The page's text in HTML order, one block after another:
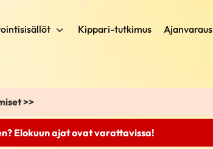
Kippari-tutkimus Ajanvaraus
>>
Elokuun ajat ovat varattavissa!